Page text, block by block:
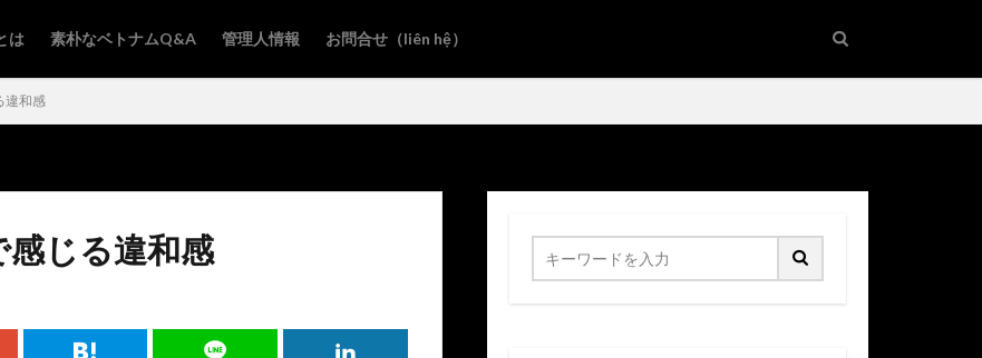
は 素朴なベトナムQ&A 管理人情報 お問合せ（liên hệ）
違和感
じる違和感